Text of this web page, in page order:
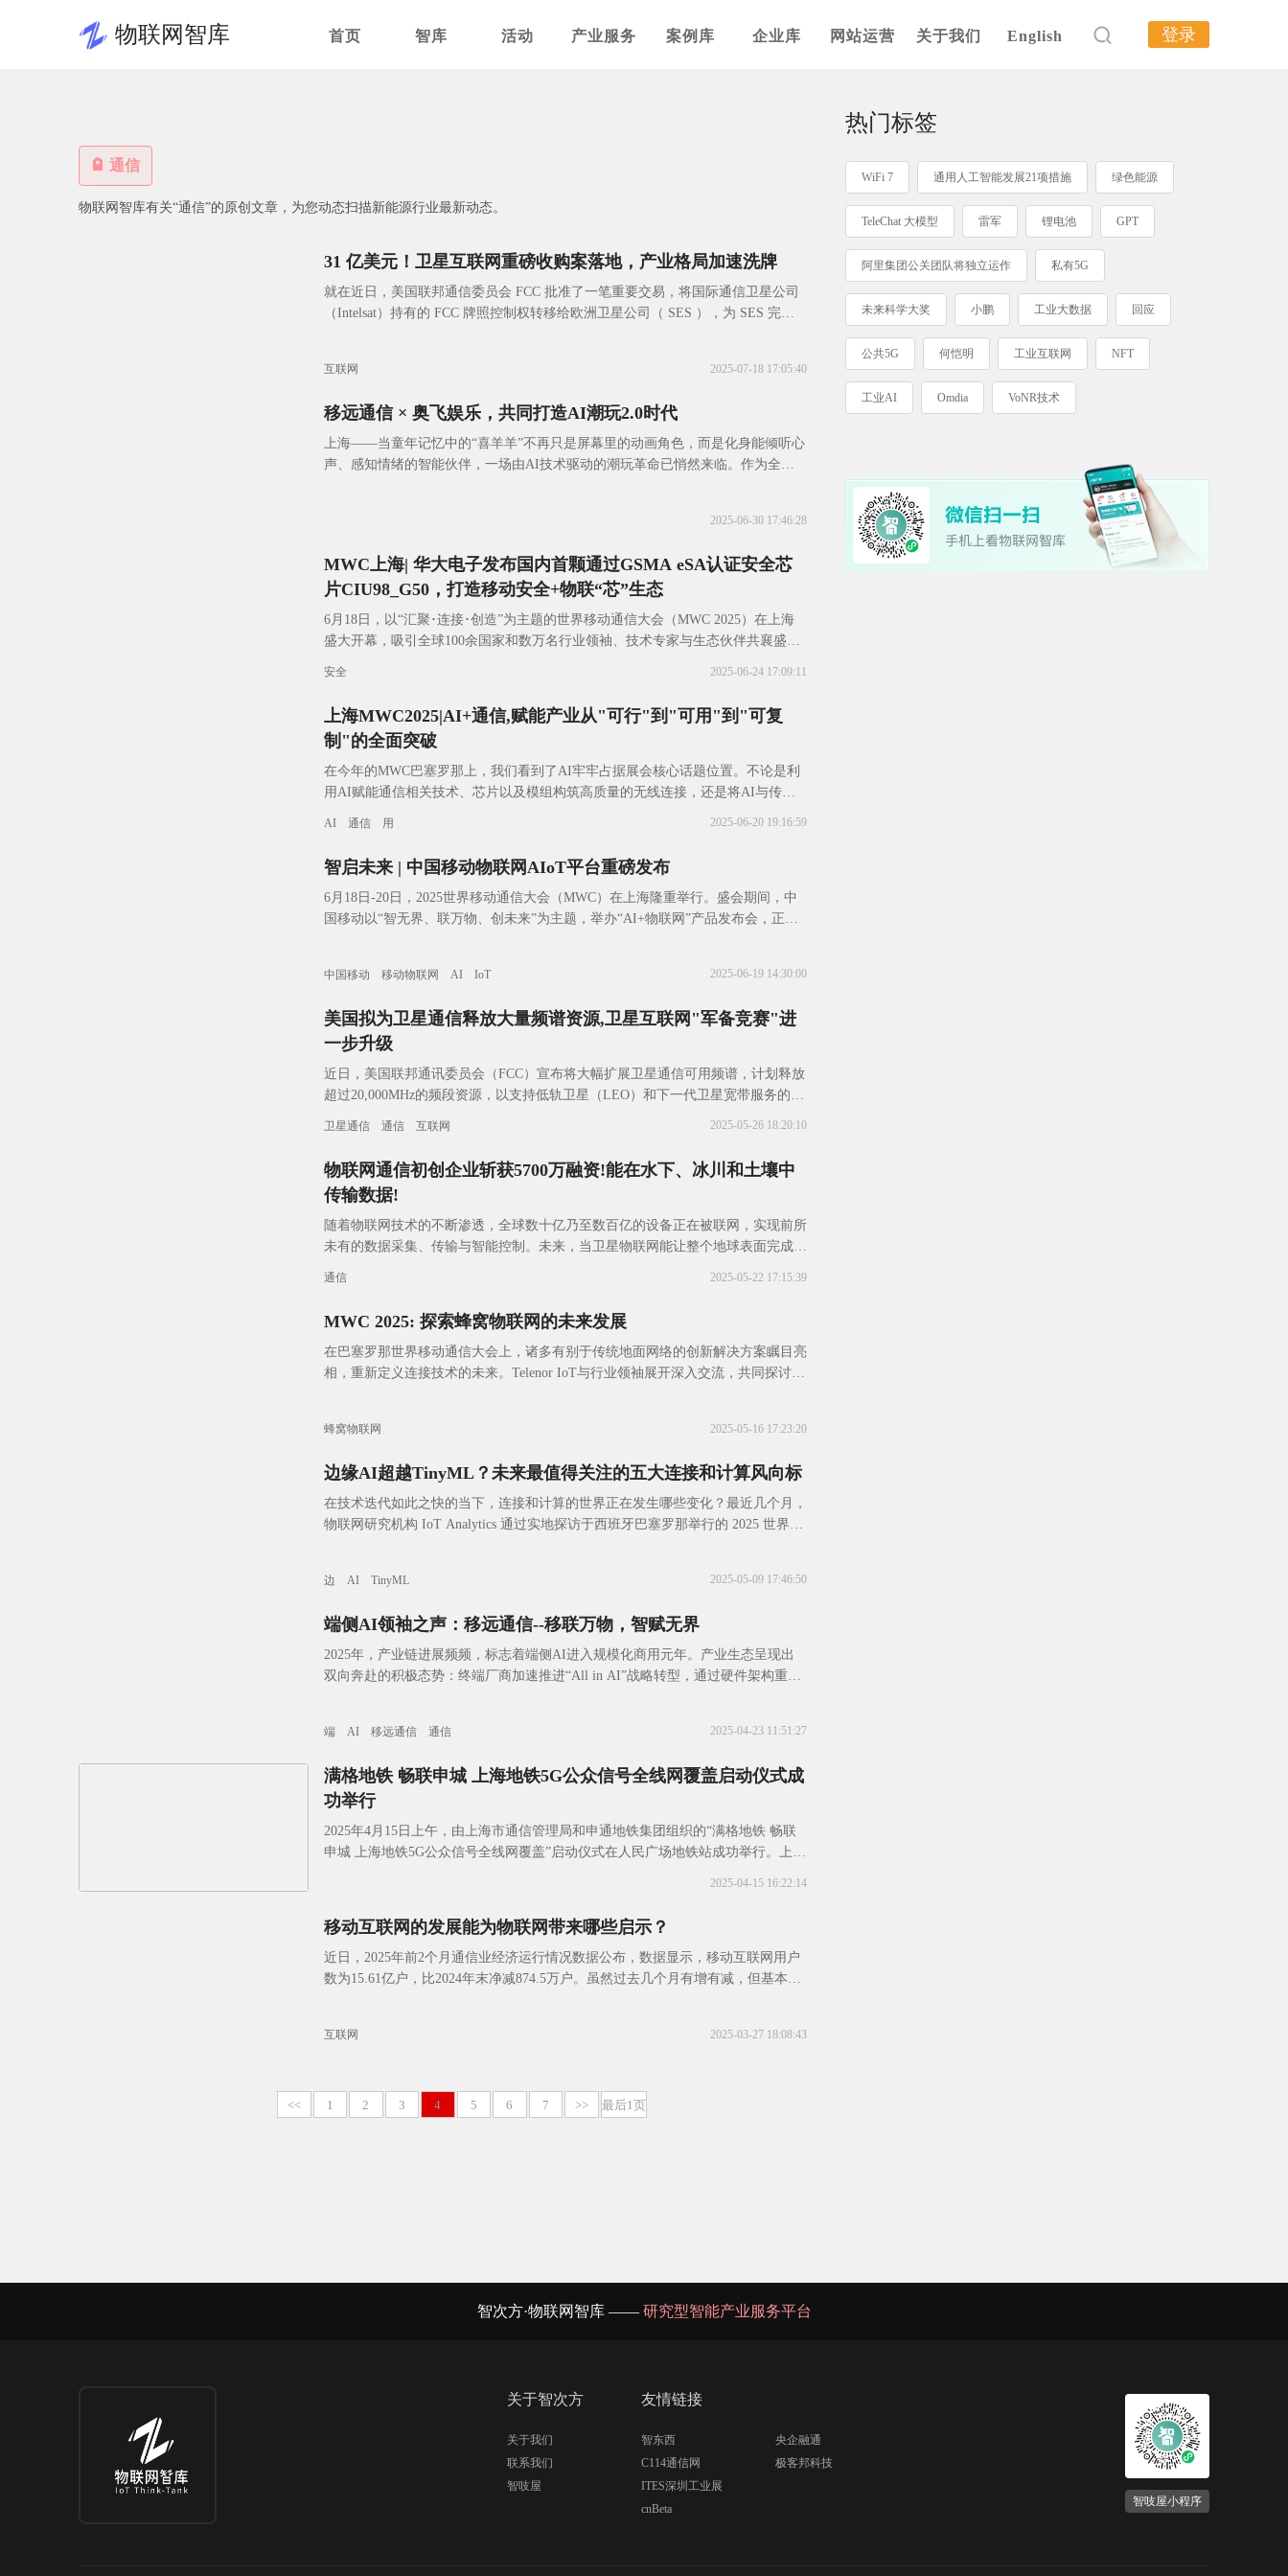
物联网智库 首页 智库 活动 产业服务 案例库 企业库 网站运营 关于我们 English 登录
通信
物联网智库有关“通信”的原创文章，为您动态扫描新能源行业最新动态。
31 亿美元！卫星互联网重磅收购案落地，产业格局加速洗牌
就在近日，美国联邦通信委员会 FCC 批准了一笔重要交易，将国际通信卫星公司
（Intelsat）持有的 FCC 牌照控制权转移给欧洲卫星公司（ SES ），为 SES 完成
互联网 2025-07-18 17:05:40
移远通信 × 奥飞娱乐，共同打造AI潮玩2.0时代
上海——当童年记忆中的“喜羊羊”不再只是屏幕里的动画角色，而是化身能倾听心
声、感知情绪的智能伙伴，一场由AI技术驱动的潮玩革命已悄然来临。作为全球
2025-06-30 17:46:28
MWC上海| 华大电子发布国内首颗通过GSMA eSA认证安全芯
片CIU98_G50，打造移动安全+物联“芯”生态
6月18日，以“汇聚･连接･创造”为主题的世界移动通信大会（MWC 2025）在上海
盛大开幕，吸引全球100余国家和数万名行业领袖、技术专家与生态伙伴共襄盛
安全 2025-06-24 17:09:11
上海MWC2025|AI+通信,赋能产业从"可行"到"可用"到"可复
制"的全面突破
在今年的MWC巴塞罗那上，我们看到了AI牢牢占据展会核心话题位置。不论是利
用AI赋能通信相关技术、芯片以及模组构筑高质量的无线连接，还是将AI与传统
AI 通信 用 2025-06-20 19:16:59
智启未来 | 中国移动物联网AIoT平台重磅发布
6月18日-20日，2025世界移动通信大会（MWC）在上海隆重举行。盛会期间，中
国移动以“智无界、联万物、创未来”为主题，举办“AI+物联网”产品发布会，正式
中国移动 移动物联网 AI IoT 2025-06-19 14:30:00
美国拟为卫星通信释放大量频谱资源,卫星互联网"军备竞赛"进
一步升级
近日，美国联邦通讯委员会（FCC）宣布将大幅扩展卫星通信可用频谱，计划释放
超过20,000MHz的频段资源，以支持低轨卫星（LEO）和下一代卫星宽带服务的发
卫星通信 通信 互联网 2025-05-26 18:20:10
物联网通信初创企业斩获5700万融资!能在水下、冰川和土壤中
传输数据!
随着物联网技术的不断渗透，全球数十亿乃至数百亿的设备正在被联网，实现前所
未有的数据采集、传输与智能控制。未来，当卫星物联网能让整个地球表面完成无
通信 2025-05-22 17:15:39
MWC 2025: 探索蜂窝物联网的未来发展
在巴塞罗那世界移动通信大会上，诸多有别于传统地面网络的创新解决方案瞩目亮
相，重新定义连接技术的未来。Telenor IoT与行业领袖展开深入交流，共同探讨最
蜂窝物联网 2025-05-16 17:23:20
边缘AI超越TinyML？未来最值得关注的五大连接和计算风向标
在技术迭代如此之快的当下，连接和计算的世界正在发生哪些变化？最近几个月，
物联网研究机构 IoT Analytics 通过实地探访于西班牙巴塞罗那举行的 2025 世界移
边 AI TinyML 2025-05-09 17:46:50
端侧AI领袖之声：移远通信--移联万物，智赋无界
2025年，产业链进展频频，标志着端侧AI进入规模化商用元年。产业生态呈现出
双向奔赴的积极态势：终端厂商加速推进“All in AI”战略转型，通过硬件架构重构
端 AI 移远通信 通信 2025-04-23 11:51:27
满格地铁 畅联申城 上海地铁5G公众信号全线网覆盖启动仪式成
功举行
2025年4月15日上午，由上海市通信管理局和申通地铁集团组织的“满格地铁 畅联
申城 上海地铁5G公众信号全线网覆盖”启动仪式在人民广场地铁站成功举行。上海
2025-04-15 16:22:14
移动互联网的发展能为物联网带来哪些启示？
近日，2025年前2个月通信业经济运行情况数据公布，数据显示，移动互联网用户
数为15.61亿户，比2024年末净减874.5万户。虽然过去几个月有增有减，但基本趋
互联网 2025-03-27 18:08:43
<< 1 2 3 4 5 6 7 >> 最后1页
热门标签
WiFi 7 通用人工智能发展21项措施 绿色能源
TeleChat 大模型 雷军 锂电池 GPT
阿里集团公关团队将独立运作 私有5G
未来科学大奖 小鹏 工业大数据 回应
公共5G 何恺明 工业互联网 NFT
工业AI Omdia VoNR技术
智次方·物联网智库 —— 研究型智能产业服务平台
关于智次方
关于我们
联系我们
智吱屋
友情链接
智东西
C114通信网
ITES深圳工业展
cnBeta
央企融通
极客邦科技
智吱屋小程序